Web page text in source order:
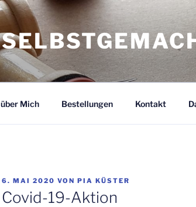
über Mich Bestellungen Kontakt
VERÖFFENTLICHT
AM
6. MAI 2020 VON PIA KÜSTER
Covid-19-Aktion